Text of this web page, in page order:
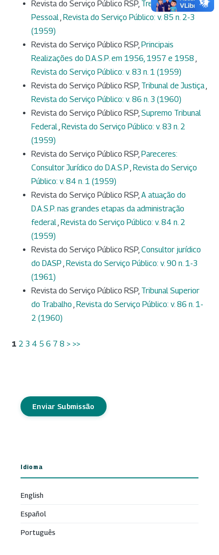
Revista do Serviço Público RSP, Treinamento do
Pessoal Revista do Serviço Público: v. 85 n. 2-3
(1959)
Revista do Serviço Público RSP, Principais
Realizações do D.A.S.P. em 1956, 1957 e 1958
Revista do Serviço Público: v. 83 n. 1 (1959)
Revista do Serviço Público RSP, Tribunal de Justiça
Revista do Serviço Público: v. 86 n. 3 (1960)
Revista do Serviço Público RSP, Supremo Tribunal
Federal Revista do Serviço Público: v. 83 n. 2
(1959)
Revista do Serviço Público RSP, Pareceres:
Consultor Jurídico do D.A.S.P Revista do Serviço
Público: v. 84 n. 1 (1959)
Revista do Serviço Público RSP, A atuação do
D.A.S.P. nas grandes etapas da administração
federal Revista do Serviço Público: v. 84 n. 2
(1959)
Revista do Serviço Público RSP, Consultor jurídico
do DASP Revista do Serviço Público: v. 90 n. 1-3
(1961)
Revista do Serviço Público RSP, Tribunal Superior
do Trabalho Revista do Serviço Público: v. 86 n. 1-
2 (1960)
1 2 3 4 5 6 7 8 > >>
Enviar Submissão
Idioma
English
Español
Português